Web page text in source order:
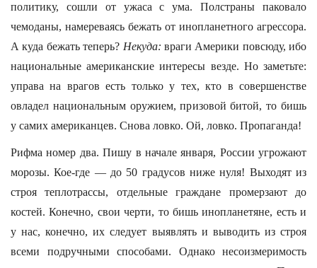
политику, сошли от ужаса с ума. Полстраны паковало
чемоданы, намереваясь бежать от инопланетного агрессора.
А куда бежать теперь? Некуда: враги Америки повсюду, ибо
национальные американские интересы везде. Но заметьте:
управа на врагов есть только у тех, кто в совершенстве
овладел национальным оружием, призовой битой, то бишь
у самих американцев. Снова ловко. Ой, ловко. Пропаганда!
Рифма номер два. Пишу в начале января, России угрожают
морозы. Кое-где — до 50 градусов ниже нуля! Выходят из
строя теплотрассы, отдельные граждане промерзают до
костей. Конечно, свои черти, то бишь инопланетяне, есть и
у нас, конечно, их следует выявлять и выводить из строя
всеми подручными способами. Однако несоизмеримость